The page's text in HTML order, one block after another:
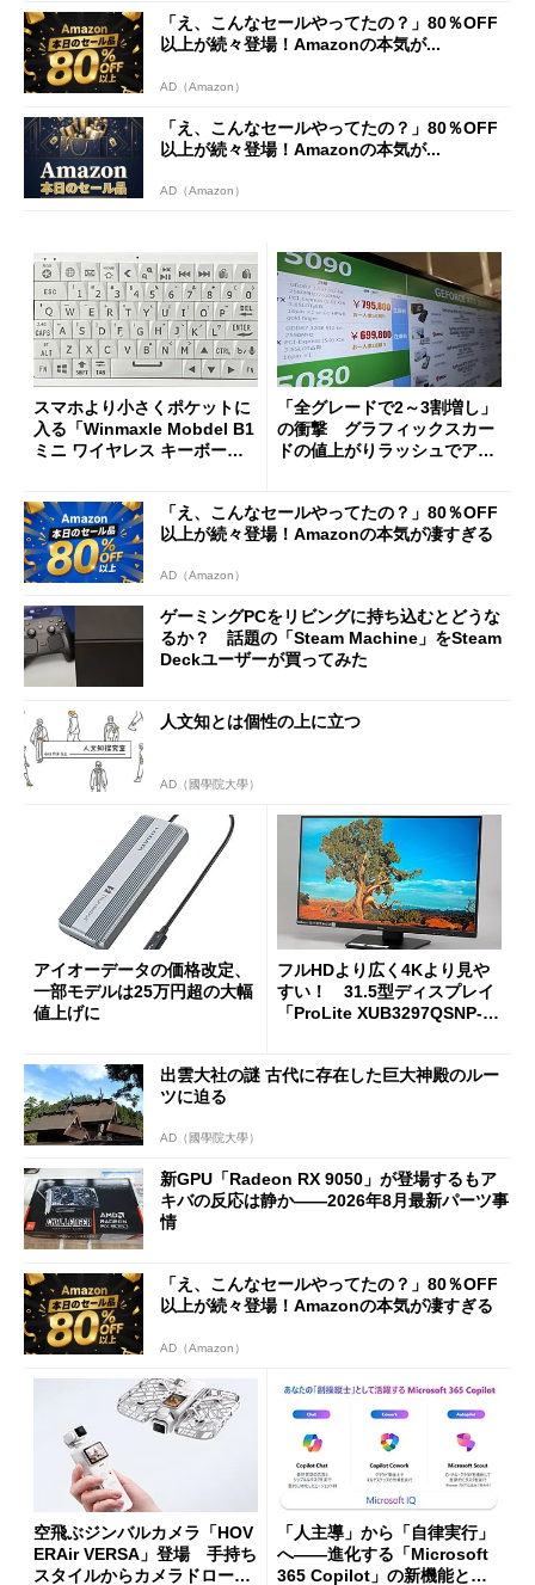
「え、こんなセールやってたの？」80％OFF
以上が続々登場！Amazonの本気が...
AD（Amazon）
「え、こんなセールやってたの？」80％OFF
以上が続々登場！Amazonの本気が...
AD（Amazon）
スマホより小さくポケットに
入る「Winmaxle Mobdel B1
ミニ ワイヤレス キーボー
「全グレードで2～3割増し」
の衝撃 グラフィックスカー
ドの値上がりラッシュでアキ
「え、こんなセールやってたの？」80％OFF
以上が続々登場！Amazonの本気が凄すぎる
AD（Amazon）
ゲーミングPCをリビングに持ち込むとどうな
るか？ 話題の「Steam Machine」をSteam
Deckユーザーが買ってみた
人文知とは個性の上に立つ
AD（國學院大學）
アイオーデータの価格改定、
一部モデルは25万円超の大幅
値上げに
フルHDより広く4Kより見や
すい！ 31.5型ディスプレイ
「ProLite XUB3297QSNP-B
出雲大社の謎 古代に存在した巨大神殿のルー
ツに迫る
AD（國學院大學）
新GPU「Radeon RX 9050」が登場するもア
キバの反応は静か――2026年8月最新パーツ事
情
「え、こんなセールやってたの？」80％OFF
以上が続々登場！Amazonの本気が凄すぎる
AD（Amazon）
空飛ぶジンバルカメラ「HOV
ERAir VERSA」登場 手持ち
スタイルからカメラドローン
「人主導」から「自律実行」
へ――進化する「Microsoft
365 Copilot」の新機能とエ